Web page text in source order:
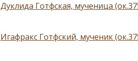
Дуклида Готфская, мученица
Игафракс Готфский, мученик